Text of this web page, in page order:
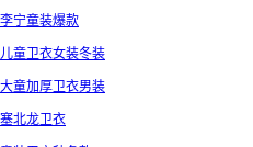
李宁童装爆款
儿童卫衣女装冬装
大童加厚卫衣男装
塞北龙卫衣